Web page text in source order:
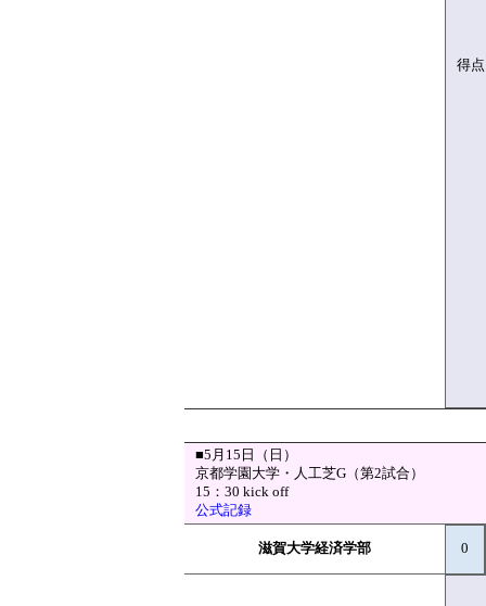
得
■5月15日（日）
京都学園大学・人工芝G（第2試合）
15：30 kick off
公式記録
滋賀大学経済学部 0